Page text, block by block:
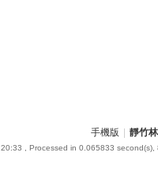
手機版 靜竹
, Processed in 0.065833 second(s),